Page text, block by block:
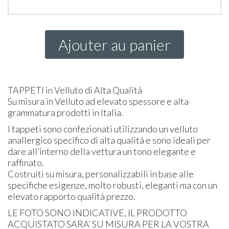
Ajouter au panier
TAPPETI in Velluto di Alta Qualità
Su misura in Velluto ad elevato spessore e alta
grammatura prodotti in Italia.
I tappeti sono confezionati utilizzando un velluto
anallergico specifico di alta qualità e sono ideali per
dare all’interno della vettura un tono elegante e
raffinato.
Costruiti su misura, personalizzabili in base alle
specifiche esigenze, molto robusti, eleganti ma con un
elevato rapporto qualità prezzo.
LE FOTOSONO INDICATIVE, IL PRODOTTO
ACQUISTATOSARA’ SU MISURA PER LAVOSTRA